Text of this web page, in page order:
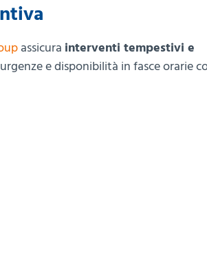
assicura interventi tempestivi e
e disponibilità in fasce orarie